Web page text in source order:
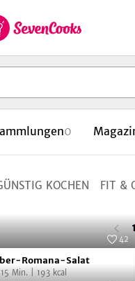
0
KOCHEN FIT &
Foto:
42
Romana-Salat
15 Min.| 193kcal